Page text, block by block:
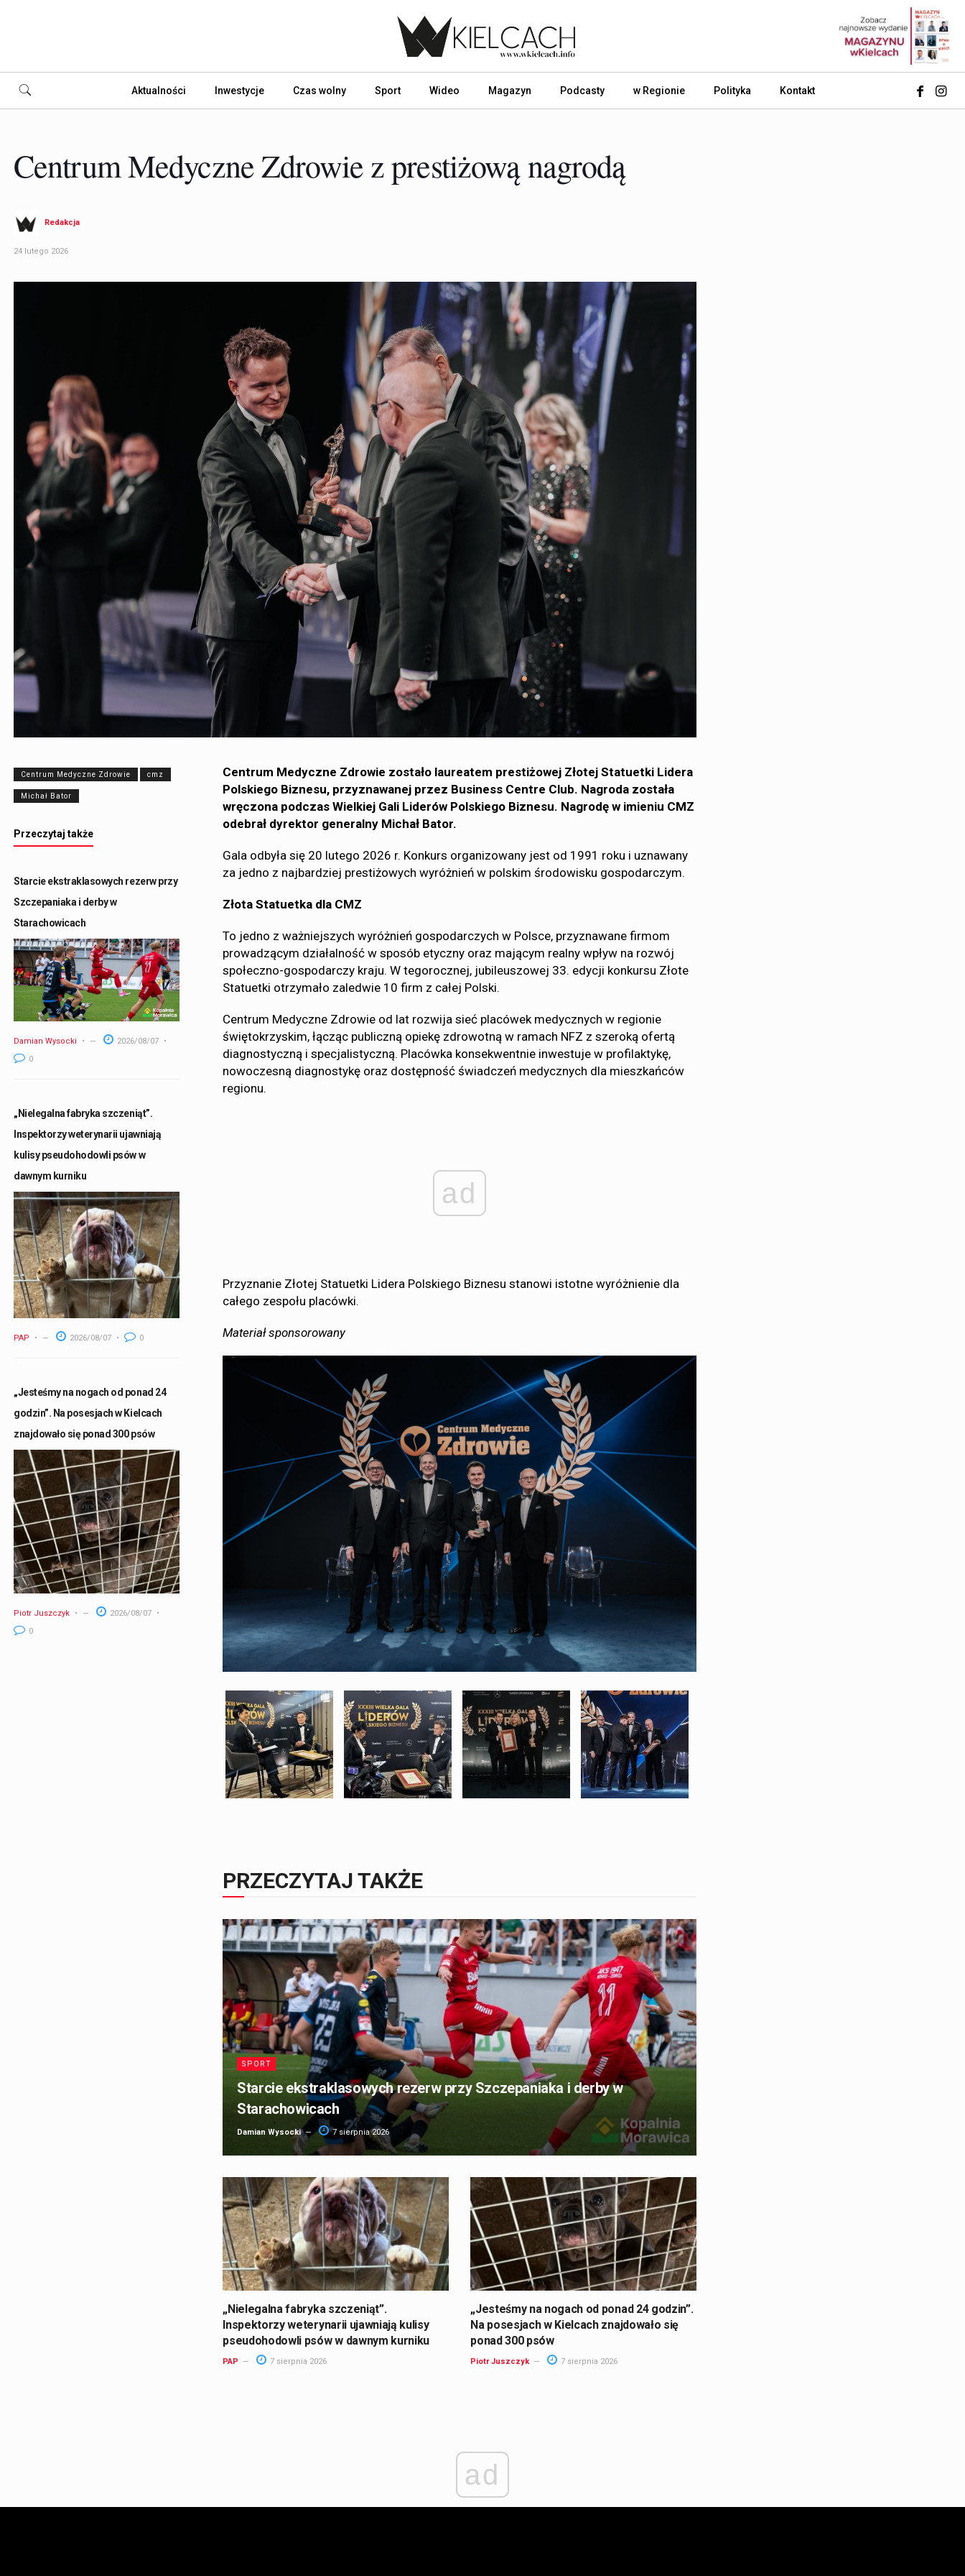
Aktualności Inwestycje Czas wolny Sport Wideo Magazyn Podcasty w Regionie Polityka Kontakt
Centrum Medyczne Zdrowie z prestiżową nagrodą
Redakcja
24 lutego 2026
Centrum Medyczne Zdrowie cmz
Michał Bator
Przeczytaj także
Starcie ekstraklasowych rezerw przy
Szczepaniaka i derby w
Starachowicach
Damian Wysocki
2026/08/07
0
„Nielegalna fabryka szczeniąt”.
Inspektorzy weterynarii ujawniają
kulisy pseudohodowli psów w
dawnym kurniku
PAP 2026/08/07 0
„Jesteśmy na nogach od ponad 24
godzin”. Na posesjach w Kielcach
znajdowało się ponad 300 psów
Piotr Juszczyk
2026/08/07
0
Centrum Medyczne Zdrowie zostało laureatem prestiżowej Złotej Statuetki Lidera
Polskiego Biznesu, przyznawanej przez Business Centre Club. Nagroda została
wręczona podczas Wielkiej Gali Liderów Polskiego Biznesu. Nagrodę w imieniu CMZ
odebrał dyrektor generalny Michał Bator.
Gala odbyła się 20 lutego 2026 r. Konkurs organizowany jest od 1991 roku i uznawany
za jedno z najbardziej prestiżowych wyróżnień w polskim środowisku gospodarczym.
Złota Statuetka dla CMZ
To jedno z ważniejszych wyróżnień gospodarczych w Polsce, przyznawane firmom
prowadzącym działalność w sposób etyczny oraz mającym realny wpływ na rozwój
społeczno-gospodarczy kraju. W tegorocznej, jubileuszowej 33. edycji konkursu Złote
Statuetki otrzymało zaledwie 10 firm z całej Polski.
Centrum Medyczne Zdrowie od lat rozwija sieć placówek medycznych w regionie
świętokrzyskim, łącząc publiczną opiekę zdrowotną w ramach NFZ z szeroką ofertą
diagnostyczną i specjalistyczną. Placówka konsekwentnie inwestuje w profilaktykę,
nowoczesną diagnostykę oraz dostępność świadczeń medycznych dla mieszkańców
regionu.
ad
Przyznanie Złotej Statuetki Lidera Polskiego Biznesu stanowi istotne wyróżnienie dla
całego zespołu placówki.
Materiał sponsorowany
PRZECZYTAJ TAKŻE
SPORT
Starcie ekstraklasowych rezerw przy Szczepaniaka i derby w
Starachowicach
Damian Wysocki 7 sierpnia 2026
„Nielegalna fabryka szczeniąt”.
Inspektorzy weterynarii ujawniają kulisy
pseudohodowli psów w dawnym kurniku
PAP 7 sierpnia 2026
„Jesteśmy na nogach od ponad 24 godzin”.
Na posesjach w Kielcach znajdowało się
ponad 300 psów
Piotr Juszczyk 7 sierpnia 2026
ad